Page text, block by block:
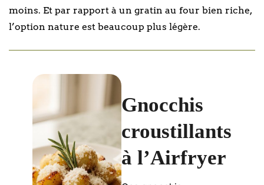
moins. Et par rapport à un gratin au four bien riche,
l’option nature est beaucoup plus légère.
Gnocchis
croustillants
à l’Airfryer